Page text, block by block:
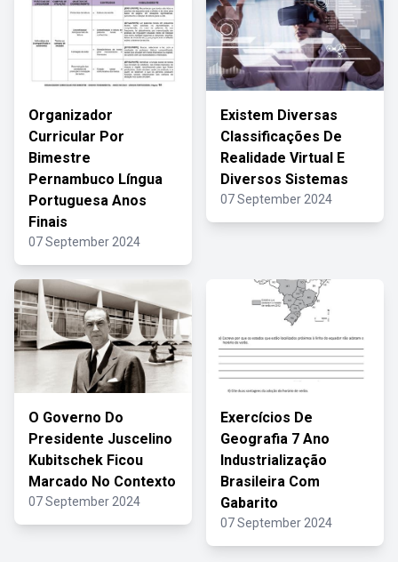
Organizador
Curricular Por
Bimestre
Pernambuco Língua
Portuguesa Anos
Finais
07 September 2024
Existem Diversas
Classificações De
Realidade Virtual E
Diversos Sistemas
07 September 2024
O Governo Do
Presidente Juscelino
Kubitschek Ficou
Marcado No Contexto
07 September 2024
Exercícios De
Geografia 7 Ano
Industrialização
Brasileira Com
Gabarito
07 September 2024